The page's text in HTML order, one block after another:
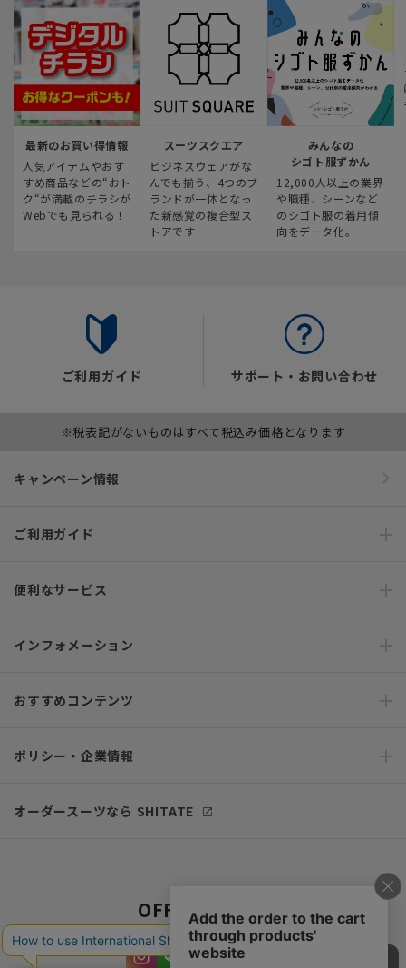
最新のお買い得情報
人気アイテムやおす
すめ商品などの“おト
ク“が満載のチラシが
Webでも見られる！
スーツスクエア
ビジネスウェアがな
んでも揃う、4つのブ
ランドが一体となっ
た新感覚の複合型ス
トアです
みんなの
シゴト服ずかん
12,000人以上の業界
や職種、シーンなど
のシゴト服の着用傾
向をデータ化。
ご利用ガイド サポート・お問い合わせ
※税表記がないものはすべて税込み価格となります
キャンペーン情報
ご利用ガイド
便利なサービス
インフォメーション
おすすめコンテンツ
ポリシー・企業情報
オーダースーツなら SHITATE
OFFICIAL SNS